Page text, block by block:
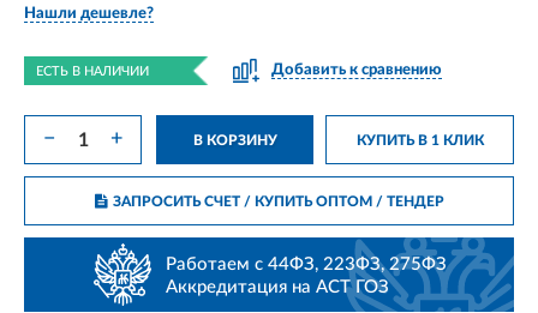
Нашли дешевле?
ЕСТЬ В НАЛИЧИИ Добавить к сравнению
− + В КОРЗИНУ КУПИТЬ В 1 КЛИК
ЗАПРОСИТЬ СЧЕТ / КУПИТЬ ОПТОМ/ ТЕНДЕР
Работаем с 44ФЗ, 223ФЗ, 275ФЗ
Аккредитация на АСТ ГОЗ